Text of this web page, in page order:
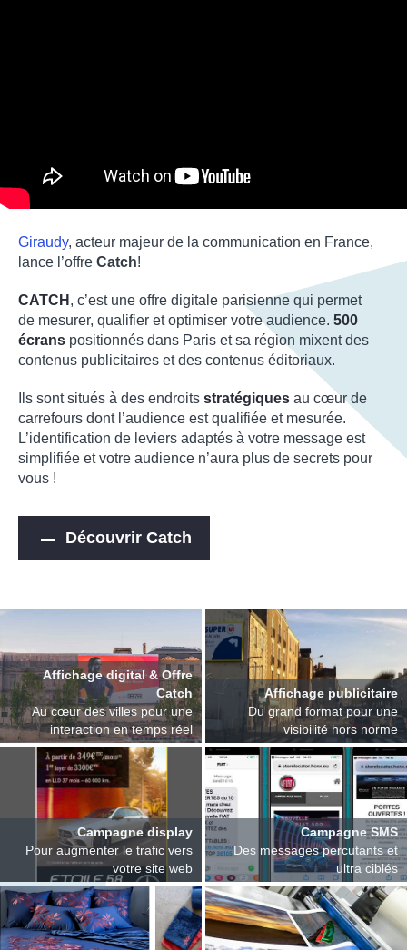
Giraudy, acteur majeur de la communication en France,
lance l’offre Catch!
CATCH , c’est une offre digitale parisienne qui permet
de mesurer, qualifier et optimiser votre audience. 500
écrans positionnés dans Paris et sa région mixent des
contenus publicitaires et des contenus éditoriaux.
Ils sont situés à des endroits stratégiques au cœur de
carrefours dont l’audience est qualifiée et mesurée.
L’identification de leviers adaptés à votre message est
simplifiée et votre audience n’aura plus de secrets pour
vous !
Découvrir Catch
Affichage digital & Offre
Catch
Au cœur des villes pour une
interaction en temps réel
Affichage publicitaire
Du grand format pour une
visibilité hors norme
Campagne display
Pour augmenter le trafic vers
votre site web
Campagne SMS
Des messages percutants et
ultra ciblés